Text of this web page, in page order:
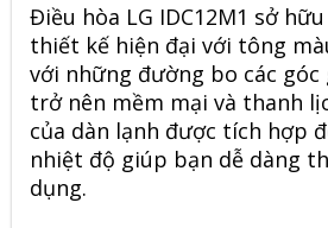
Điều hòa LG IDC12M1 sở
thiết kế hiện đại với tông
với những đường bo các góc
trở nên mềm mại và thanh
của dàn lạnh được tích hợp
nhiệt độ giúp bạn dễ dàng
dụng.